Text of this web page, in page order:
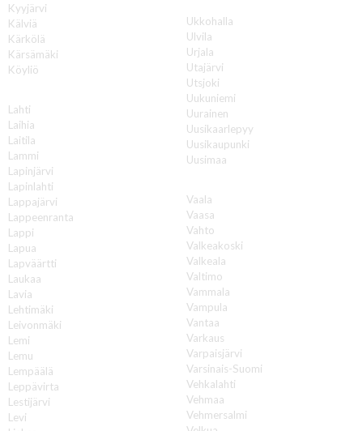
Kyyjärvi
Kälviä
Kärkölä
Kärsämäki
Köyliö
Lahti
Laihia
Laitila
Lammi
Lapinjärvi
Lapinlahti
Lappajärvi
Lappeenranta
Lappi
Lapua
Lapväärtti
Laukaa
Lavia
Lehtimäki
Leivonmäki
Lemi
Lemu
Lempäälä
Leppävirta
Lestijärvi
Levi
Ukkohalla
Ulvila
Urjala
Utajärvi
Utsjoki
Uukuniemi
Uurainen
Uusikaarlepyy
Uusikaupunki
Uusimaa
Vaala
Vaasa
Vahto
Valkeakoski
Valkeala
Valtimo
Vammala
Vampula
Vantaa
Varkaus
Varpaisjärvi
Varsinais-Suomi
Vehkalahti
Vehmaa
Vehmersalmi